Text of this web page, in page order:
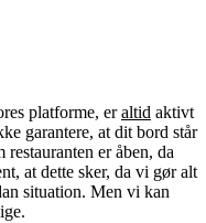
platforme, eraltid aktivt
garantere, at dit bord står
er åben, da
at dette sker, da vi gør alt
situation. Men vi kan